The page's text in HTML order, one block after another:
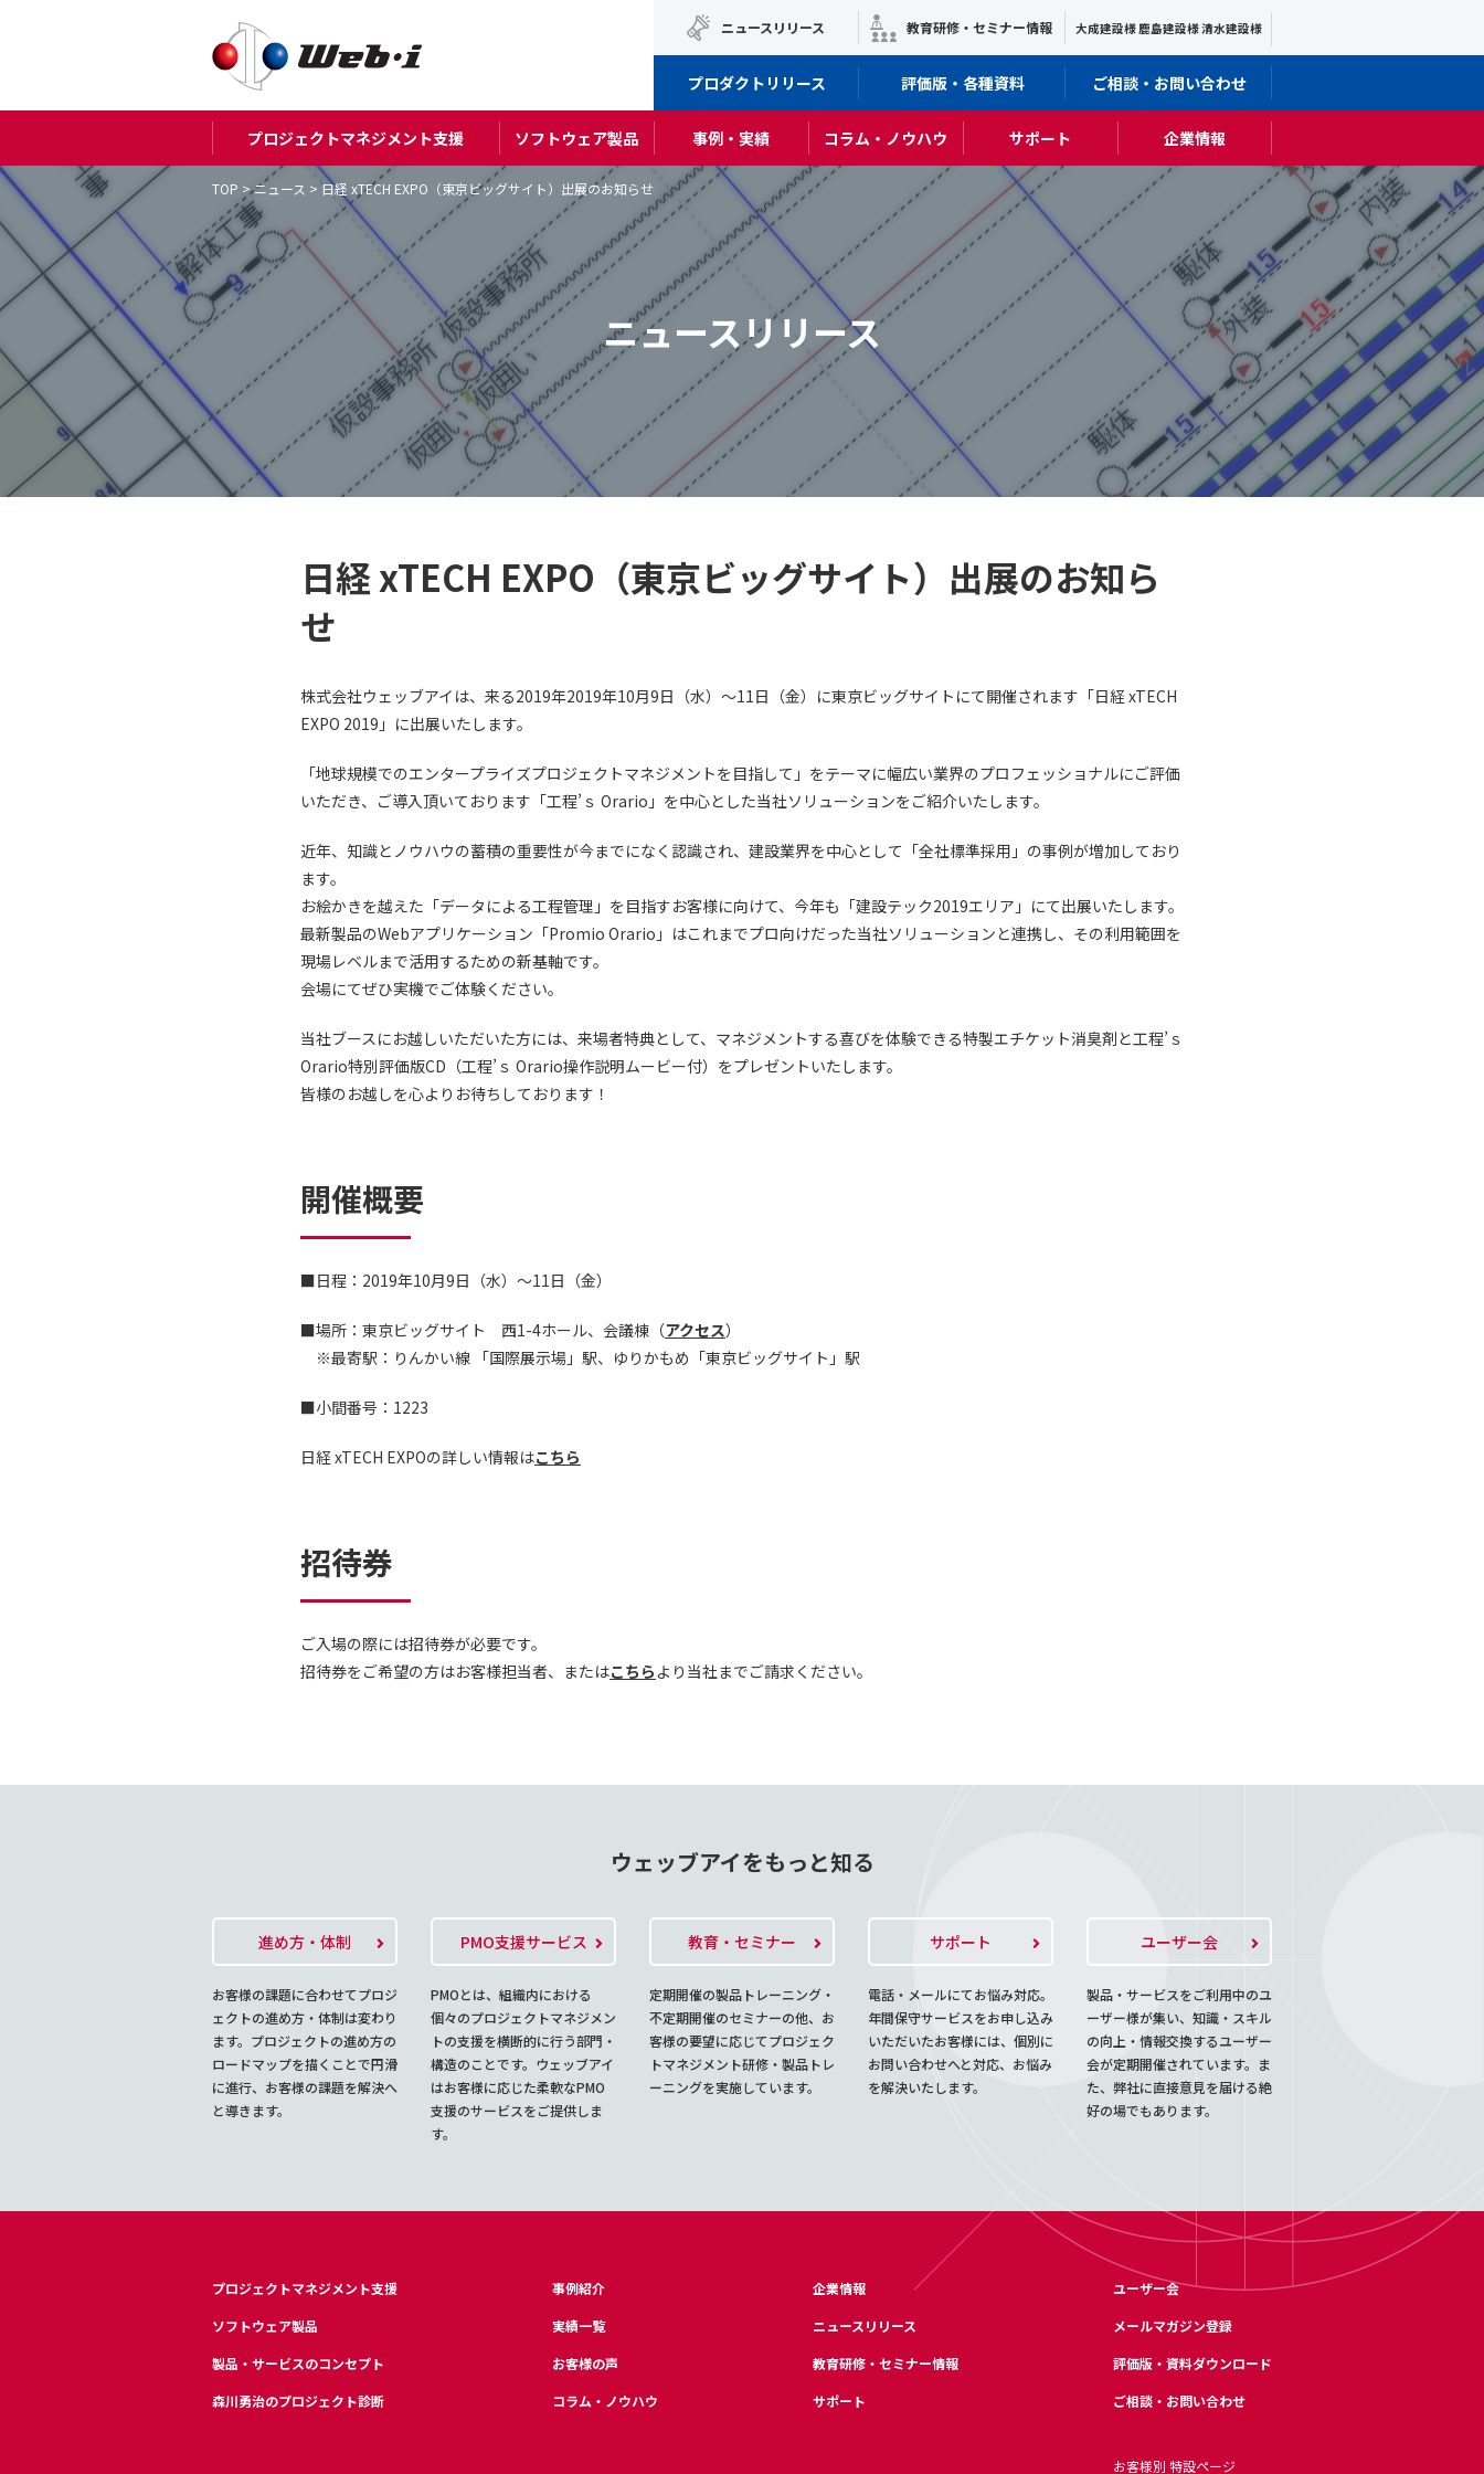
プロジェクトマネジメント支援 ソフトウェア製品 事例・実績 コラム・ノウハウ サポート 企業情報
ニュースリリース 教育研修・セミナー情報 大成建設様 鹿島建設様 清水建設様
プロダクトリリース 評価版・各種資料 ご相談・お問い合わせ
ニュースリリース
TOP >ニュース > 日経 xTECH EXPO（東京ビッグサイト）出展のお知らせ
日経 xTECH EXPO（東京ビッグサイト）出展のお知ら
せ
株式会社ウェッブアイは、来る2019年2019年10月9日（水）～11日（金）に東京ビッグサイトにて開催されます「日経 xTECH
EXPO 2019」に出展いたします。
「地球規模でのエンタープライズプロジェクトマネジメントを目指して」をテーマに幅広い業界のプロフェッショナルにご評価
いただき、ご導入頂いております「工程’ｓ Orario」を中心とした当社ソリューションをご紹介いたします。
近年、知識とノウハウの蓄積の重要性が今までになく認識され、建設業界を中心として「全社標準採用」の事例が増加しており
ます。
お絵かきを越えた「データによる工程管理」を目指すお客様に向けて、今年も「建設テック2019エリア」にて出展いたします。
最新製品のWebアプリケーション「Promio Orario」はこれまでプロ向けだった当社ソリューションと連携し、その利用範囲を
現場レベルまで活用するための新基軸です。
会場にてぜひ実機でご体験ください。
当社ブースにお越しいただいた方には、来場者特典として、マネジメントする喜びを体験できる特製エチケット消臭剤と工程’ｓ
Orario特別評価版CD（工程’ｓ Orario操作説明ムービー付）をプレゼントいたします。
皆様のお越しを心よりお待ちしております！
開催概要
■日程：2019年10月9日（水）～11日（金）
■場所：東京ビッグサイト 西1-4ホール、会議棟（アクセス）
※最寄駅：りんかい線 「国際展示場」駅、ゆりかもめ「東京ビッグサイト」駅
■小間番号：1223
日経 xTECH EXPOの詳しい情報はこちら
招待券
ご入場の際には招待券が必要です。
招待券をご希望の方はお客様担当者、またはこちら より当社までご請求ください。
ウェッブアイをもっと知る
進め方・体制
お客様の課題に合わせてプロジ
ェクトの進め方・体制は変わり
ます。プロジェクトの進め方の
ロードマップを描くことで円滑
に進行、お客様の課題を解決へ
と導きます。
PMO支援サービス
PMOとは、組織内における
個々のプロジェクトマネジメン
トの支援を横断的に行う部門・
構造のことです。ウェッブアイ
はお客様に応じた柔軟なPMO
支援のサービスをご提供しま
す。
教育・セミナー
定期開催の製品トレーニング・
不定期開催のセミナーの他、お
客様の要望に応じてプロジェク
トマネジメント研修・製品トレ
ーニングを実施しています。
サポート
電話・メールにてお悩み対応。
年間保守サービスをお申し込み
いただいたお客様には、個別に
お問い合わせへと対応、お悩み
を解決いたします。
ユーザー会
製品・サービスをご利用中のユ
ーザー様が集い、知識・スキル
の向上・情報交換するユーザー
会が定期開催されています。ま
た、弊社に直接意見を届ける絶
好の場でもあります。
プロジェクトマネジメント支援
ソフトウェア製品
製品・サービスのコンセプト
森川勇治のプロジェクト診断
事例紹介
実績一覧
お客様の声
コラム・ノウハウ
企業情報
ニュースリリース
教育研修・セミナー情報
サポート
ユーザー会
メールマガジン登録
評価版・資料ダウンロード
ご相談・お問い合わせ
お客様別 特設ページ